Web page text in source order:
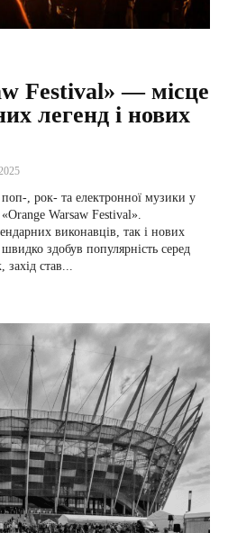
Festival» — місце
легенд і нових
, рок- та електронної музики у
Warsaw Festival».
виконавців, так і нових
здобув популярність серед
став...